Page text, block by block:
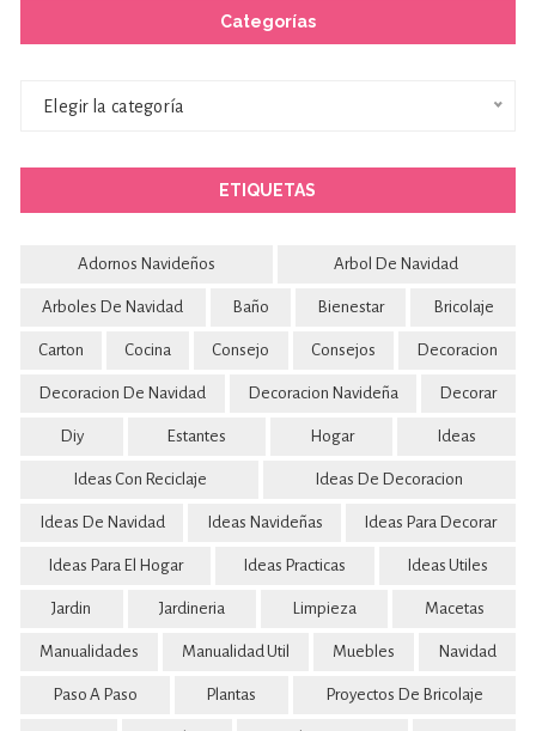
Categorías
Elegir la categoría
ETIQUETAS
Adornos Navideños Arbol De Navidad
Arboles De Navidad Baño Bienestar Bricolaje
Carton Cocina Consejo Consejos Decoracion
Decoracion De Navidad Decoracion Navideña Decorar
Diy Estantes Hogar Ideas
Ideas Con Reciclaje Ideas De Decoracion
Ideas De Navidad Ideas Navideñas Ideas Para Decorar
Ideas Para El Hogar Ideas Practicas Ideas Utiles
Jardin Jardineria Limpieza Macetas
Manualidades Manualidad Util Muebles Navidad
Paso A Paso Plantas Proyectos De Bricolaje